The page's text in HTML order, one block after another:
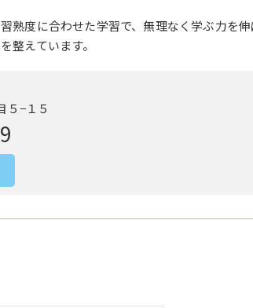
熟度に合わせた学習で、無理なく学ぶ力を
整えています。
５−１５